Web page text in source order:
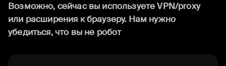
Возможно, сейчас вы используете VPN/proxy
или расширения к браузеру. Нам нужно
убедиться, что вы не робот